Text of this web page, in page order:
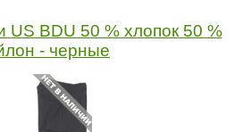
US BDU 50 % хлопок 50 %
- черные